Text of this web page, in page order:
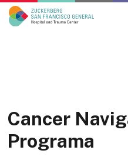
Main Navigation
Cancer
Programa